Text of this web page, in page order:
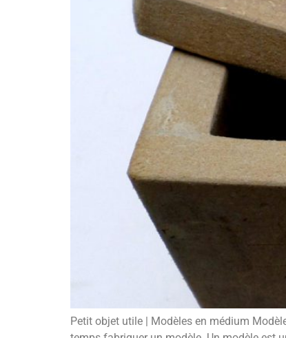
Petit objet utile | Modèles en médium